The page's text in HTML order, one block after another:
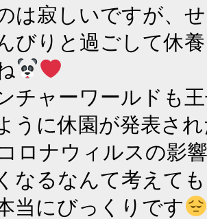
は寂しいですが、
びりと過ごして休
チャーワールドも
うに休園が発表さ
コロナウィルスの影
なるなんて考えて
当にびっくりです